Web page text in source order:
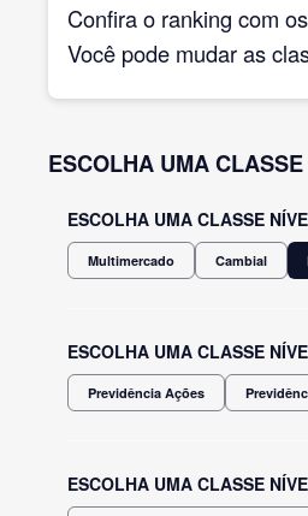
Confira o ranking com
Você pode mudar as
ESCOLHA UMA
ESCOLHA UMA CLASSE
Multimercado Cambial
ESCOLHA UMA CLASSE
Previdência Ações
ESCOLHA UMA CLASSE